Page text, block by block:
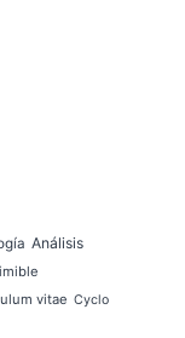
Análisis
vitae Cyclo